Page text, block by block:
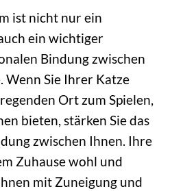
ist nicht nur ein
ein wichtiger
Bindung zwischen
Wenn Sie Ihrer Katze
Ort zum Spielen,
bieten, stärken Sie das
zwischen Ihnen. Ihre
Zuhause wohl und
mit Zuneigung und